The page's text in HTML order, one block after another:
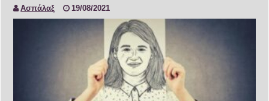
Ασπάλαξ 19/08/2021